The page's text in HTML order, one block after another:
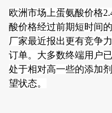
欧洲市场上蛋氨酸价格
酸价格经过前期短时间
厂家最近报出更有竞争
订单。大多数终端用户
处于相对高一些的添加
望状态。